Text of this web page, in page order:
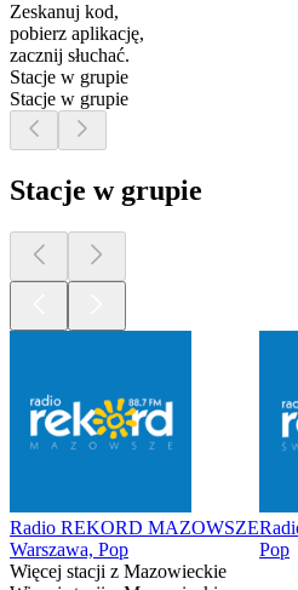
Zeskanuj kod,
pobierz aplikację,
zacznij słuchać.
Stacje w grupie
Stacje w grupie
Stacje w grupie
Radio REKORD MAZOWSZE
Warszawa, Pop
Pop
Więcej stacji z Mazowieckie